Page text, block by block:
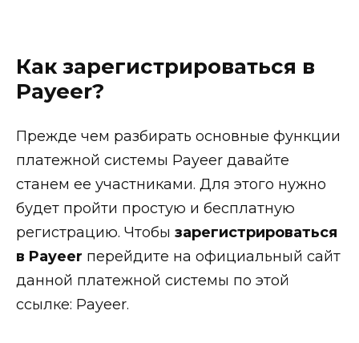
Как зарегистрироваться в
Payeer?
Прежде чем разбирать основные функции
платежной системы Payeer давайте
станем ее участниками. Для этого нужно
будет пройти простую и бесплатную
регистрацию. Чтобы зарегистрироваться
в Payeer перейдите на официальный сайт
данной платежной системы по этой
ссылке: Payeer.